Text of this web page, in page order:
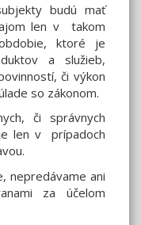
budú mať
len v takom
ktoré je
a služieb,
či výkon
so zákonom.
či správnych
len v prípadoch
nepredávame ani
za účelom